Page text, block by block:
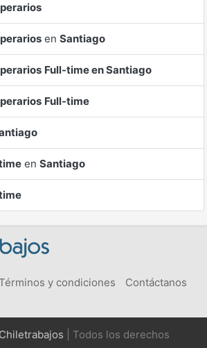
en Santiago
Full-time en Santiago
Full-time
en Santiago
y condiciones
Contáctanos
Chiletrabajos | Todos los derechos